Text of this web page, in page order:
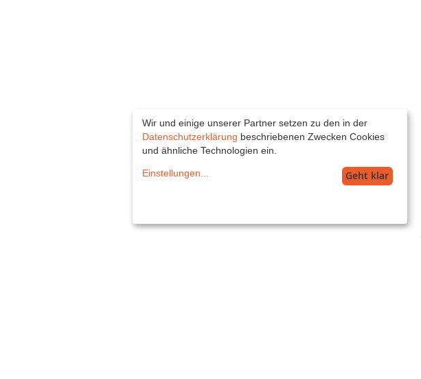
Wir und einige unserer Partner setzen zu den in der
Datenschutzerklärung beschriebenen Zwecken Cookies
und ähnliche Technologien ein.
Einstellungen Geht klar